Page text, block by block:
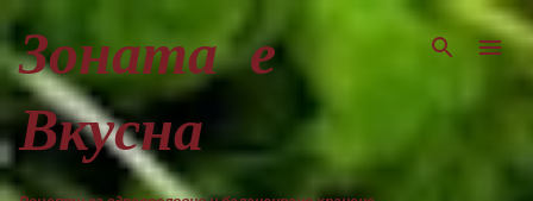
Пропускане към основното съдържание
Зоната е
Вкусна